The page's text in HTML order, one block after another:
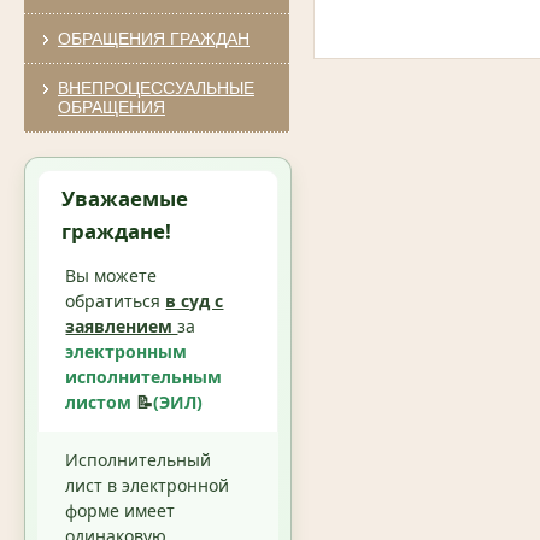
ОБРАЩЕНИЯ ГРАЖДАН
ВНЕПРОЦЕССУАЛЬНЫЕ
ОБРАЩЕНИЯ
Уважаемые
граждане!
Вы можете
обратиться в суд с
заявлениемза
электронным
исполнительным
листом 📝(ЭИЛ)
Исполнительный
лист в электронной
форме имеет